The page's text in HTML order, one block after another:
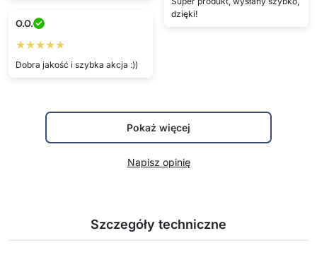
dzięki!
O.O.
★★★★★
Dobra jakość i szybka akcja :))
Pokaż więcej
Napisz opinię
Szczegóły techniczne